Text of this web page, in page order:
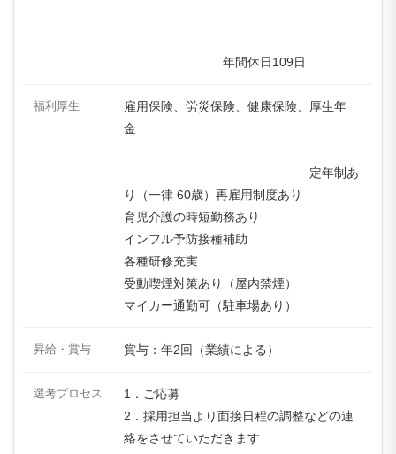
年間休日109日
福利厚生
雇用保険、労災保険、健康保険、厚生年
金
定年制あ
り（一律 60歳）再雇用制度あり
育児介護の時短勤務あり
インフル予防接種補助
各種研修充実
受動喫煙対策あり（屋内禁煙）
マイカー通勤可（駐車場あり）
昇給・賞与 賞与：年2回（業績による）
選考プロセス
1．ご応募
2．採用担当より面接日程の調整などの連
絡をさせていただきます